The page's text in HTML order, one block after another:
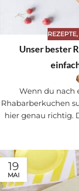
REZEPTE,
Unser bester
Wenn du nach
Rhabarberkuchen
hier genau richtig.
19
MAI